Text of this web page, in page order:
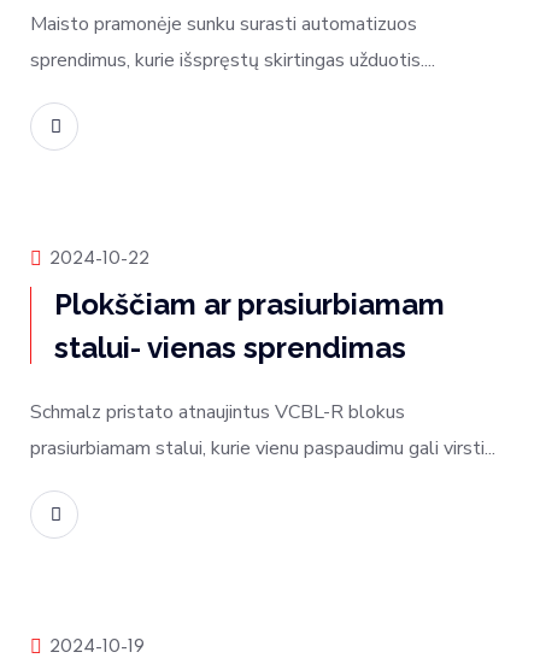
Maisto pramonėje sunku surasti automatizuos
sprendimus, kurie išspręstų skirtingas užduotis....
Produktų naujienos
2024-10-22
Plokščiam ar prasiurbiamam
stalui- vienas sprendimas
Schmalz pristato atnaujintus VCBL-R blokus
prasiurbiamam stalui, kurie vienu paspaudimu gali virsti...
Produktų naujienos
2024-10-19